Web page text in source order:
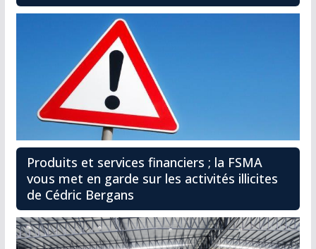
Produits et services financiers ; la FSMA
vous met en garde sur les activités illicites
de Cédric Bergans